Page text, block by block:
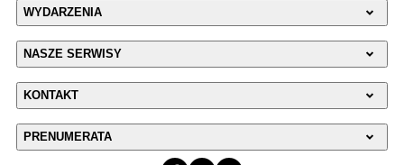
WYDARZENIA
NASZE SERWISY
KONTAKT
PRENUMERATA